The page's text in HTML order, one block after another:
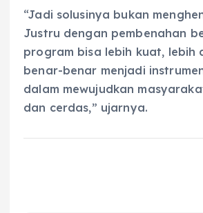
“Jadi solusinya bukan
Justru dengan pembenahan
program bisa lebih kuat, lebih
benar-benar menjadi
dalam mewujudkan
dan cerdas,” ujarnya.